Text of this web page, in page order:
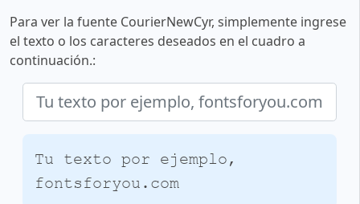
Para ver la fuente CourierNewCyr, simplemente ingrese
el texto o los caracteres deseados en el cuadro a
continuación.:
Tu texto por ejemplo,
fontsforyou.com